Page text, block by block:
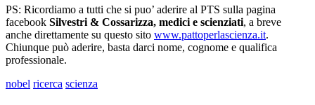
PS: Ricordiamo a tutti che si puo’ aderire al PTS sulla pagina
facebook Silvestri & Cossarizza, medici e scienziati, a breve
anche direttamente su questo sito www.pattoperlascienza.it.
Chiunque può aderire, basta darci nome, cognome e qualifica
professionale.
nobel ricerca scienza